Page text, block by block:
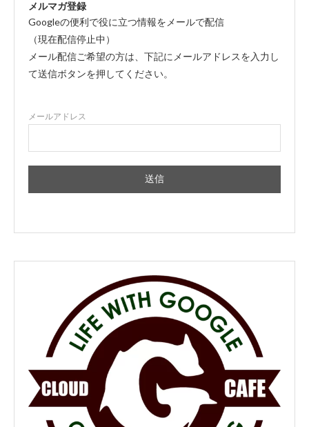
メルマガ登録
Googleの便利で役に立つ情報をメールで配信
（現在配信停止中）
メール配信ご希望の方は、下記にメールアドレスを入力し
て送信ボタンを押してください。
メールアドレス